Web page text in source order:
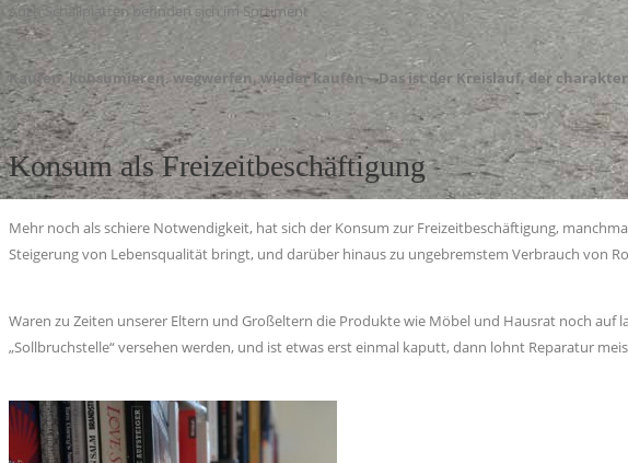
Auch Schallplatten befinden sich im Sortiment
Kaufen, konsumieren, wegwerfen, wieder kaufen – Das ist der Kreislauf, der
Konsum als Freizeitbeschäftigung
Mehr noch als schiere Notwendigkeit, hat sich der Konsum zur Freizeitbeschäftigung,
Steigerung von Lebensqualität bringt, und darüber hinaus zu ungebremstem Verbrauch von
Waren zu Zeiten unserer Eltern und Großeltern die Produkte wie Möbel und Hausrat noch
„Sollbruchstelle“ versehen werden, und ist etwas erst einmal kaputt, dann lohnt Reparatur